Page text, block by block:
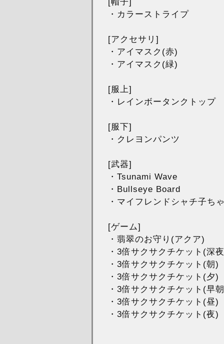
・カラーストライプ
[アクセサリ]
・アイマスク(赤)
・アイマスク(緑)
[服上]
・レインボータンクトップ
[服下]
・クレヨンパンツ
[武器]
・Tsunami Wave
・Bullseye Board
・マイフレンドシャチ子ち
[ゲーム]
・翡翠のお守り(アクア)
・3倍サクサクチケット(深
・3倍サクサクチケット(朝)
・3倍サクサクチケット(夕)
・3倍サクサクチケット(早
・3倍サクサクチケット(昼)
・3倍サクサクチケット(夜)